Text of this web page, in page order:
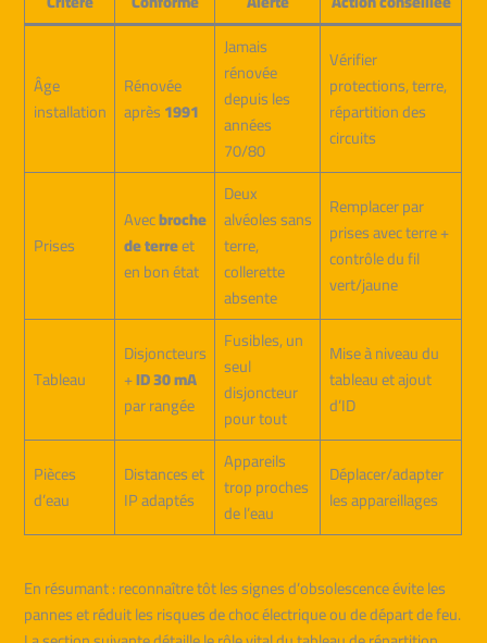
Âge
installation
Rénovée
après1991
Jamais
rénovée
depuis les
années
70/80
Vérifier
protections, terre,
répartition des
circuits
Prises
Avecbroche
de terreet
en bon état
Deux
alvéoles sans
terre,
collerette
absente
Remplacer par
prises avec terre +
contrôle du fil
vert/jaune
Tableau
Disjoncteurs
+ID 30 mA
par rangée
Fusibles, un
seul
disjoncteur
pour tout
Mise à niveau du
tableau et ajout
d’ID
Pièces
d’eau
Distances et
IP adaptés
Appareils
trop proches
de l’eau
Déplacer/adapter
les appareillages
En résumant : reconnaître tôt les signes d’obsolescence évite les
pannes et réduit les risques de choc électrique ou de départ de feu.